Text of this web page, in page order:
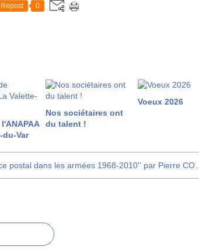
Repost 0
du-Var
Nos sociétaires ont
du talent !
Voeux 2026
Livre ''Le service postal dans les armées 1968-2010'' par Pierre COUESNON